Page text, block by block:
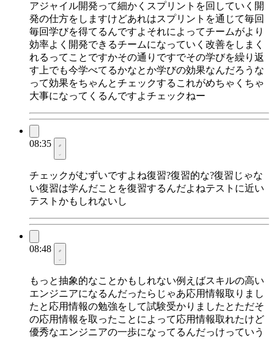
アジャイル開発って細かくスプリントを回していく開
発の仕方をしますけどあれはスプリントを通じて毎回
毎回学びを得てるんですよそれによってチームがより
効率よく開発できるチームになっていく改善をしまく
れるってことですかその通りですでその学びを繰り返
す上でも今学べてるかなとか学びの効果なんだろうな
って効果をちゃんとチェックするこれがめちゃくちゃ
大事になってくるんですよチェックねー
08:35
チェックがむずいですよね復習?復習的な?復習じゃな
い復習は学んだことを復習するんだよねテストに近い
テストかもしれないし
08:48
もっと抽象的なことかもしれない例えばスキルの高い
エンジニアになるんだったらじゃあ応用情報取りまし
たと応用情報の勉強をして試験受かりましたとただそ
の応用情報を取ったことによって応用情報取れたけど
優秀なエンジニアの一歩になってるんだっけっていう